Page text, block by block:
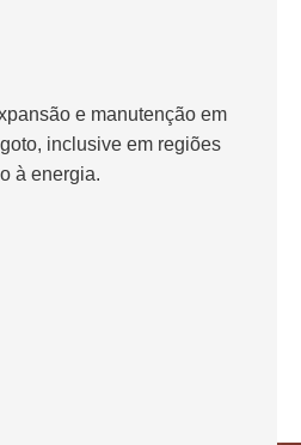
e manutenção em
inclusive em regiões
à energia.